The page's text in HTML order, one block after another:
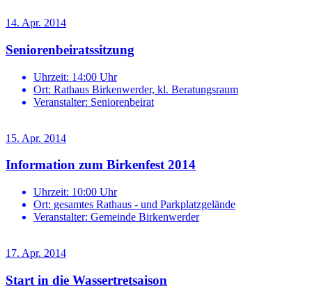
14. Apr. 2014
Seniorenbeiratssitzung
Uhrzeit: 14:00 Uhr
Ort: Rathaus Birkenwerder, kl. Beratungsraum
Veranstalter: Seniorenbeirat
15. Apr. 2014
Information zum Birkenfest 2014
Uhrzeit: 10:00 Uhr
Ort: gesamtes Rathaus - und Parkplatzgelände
Veranstalter: Gemeinde Birkenwerder
17. Apr. 2014
Start in die Wassertretsaison